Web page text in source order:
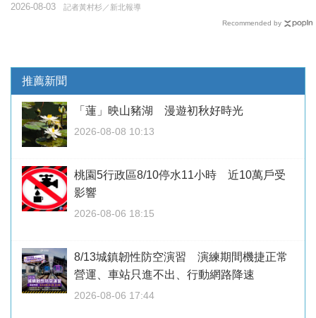
記者黃村杉／新北報導
2026-08-03
Recommended by
推薦新聞
「蓮」映山豬湖 漫遊初秋好時光
2026-08-08 10:13
桃園5行政區8/10停水11小時 近10萬戶受
影響
2026-08-06 18:15
8/13城鎮韌性防空演習 演練期間機捷正常
營運、車站只進不出、行動網路降速
2026-08-06 17:44